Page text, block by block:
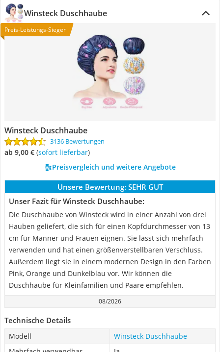
Winsteck Duschhaube
Preis-Leistungs-Sieger
Winsteck Duschhaube
3136 Bewertungen
ab 9,00 € ( Sofort lieferbar)
Preisvergleich und weitere Angebote
Unsere Bewertung: SEHR GUT
Unser Fazit für Winsteck Duschhaube:
Die Duschhaube von Winsteck wird in einer Anzahl von drei
Hauben geliefert, die sich für einen Kopfdurchmesser von 13
cm für Männer und Frauen eignen. Sie lässt sich mehrfach
verwenden und hat einen größenverstellbaren Verschluss.
Außerdem liegt sie in einem modernen Design in den Farben
Pink, Orange und Dunkelblau vor. Wir können die
Duschhaube für Kleinfamilien und Paare empfehlen.
08/2026
Technische Details
Modell
Winsteck Duschhaube